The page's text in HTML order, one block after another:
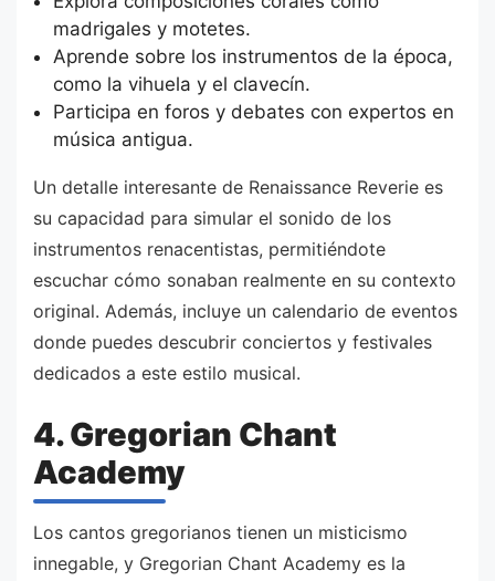
madrigales y motetes.
Aprende sobre los instrumentos de la época,
como la vihuela y el clavecín.
Participa en foros y debates con expertos en
música antigua.
Un detalle interesante de Renaissance Reverie es
su capacidad para simular el sonido de los
instrumentos renacentistas, permitiéndote
escuchar cómo sonaban realmente en su contexto
original. Además, incluye un calendario de eventos
donde puedes descubrir conciertos y festivales
dedicados a este estilo musical.
4. Gregorian Chant
Academy
Los cantos gregorianos tienen un misticismo
innegable, y Gregorian Chant Academy es la